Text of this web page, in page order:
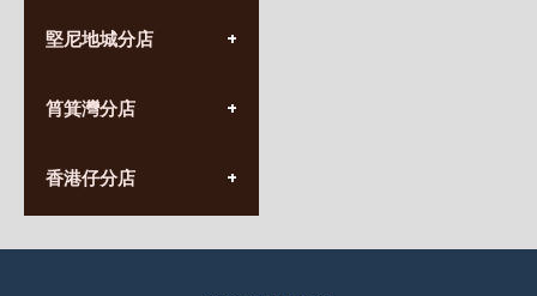
營業時間:
九龍太子太子道西141號
堅尼地城分店
營業時間:
香港堅尼地城卑路乍街
(堅尼地城地鐵站B出口)
筲箕灣分店
營業時間:
(10:00am-20:30pm)
香港仔分店
營業時間: